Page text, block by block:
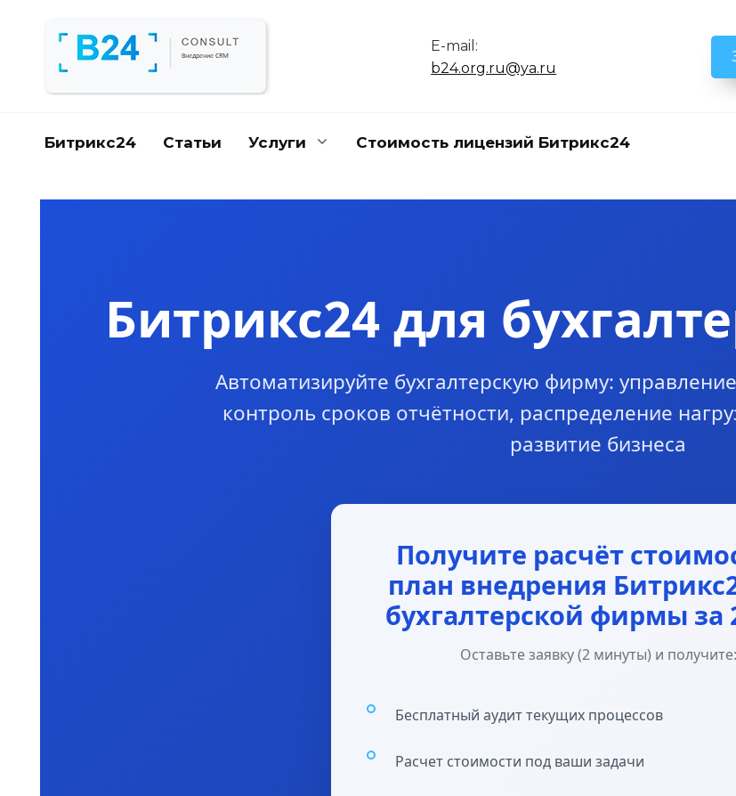
содержанию
E-mail:
b24.org.ru@ya.ru
Битрикс24 Статьи Услуги Стоимость лицензий Битрикс24
Битрикс24 для
Автоматизируйте бухгалтерскую фирму:
контроль сроков отчётности, распределение
развитие бизнеса
Получите расчёт
план внедрения
бухгалтерской фирмы за
Оставьте заявку (2 минуты) и получите:
Бесплатный аудит текущих процессов
Расчет стоимости под ваши задачи